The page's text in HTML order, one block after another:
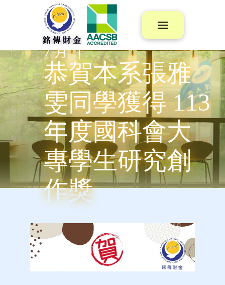
1 /
7 月 /
恭賀本系張雅
雯同學獲得 113
年度國科會大
專學生研究創
作獎